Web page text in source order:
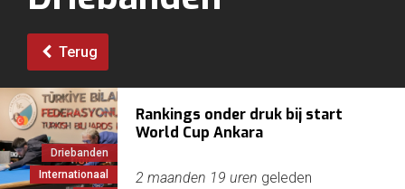
Terug
Driebanden
Internationaal
Rankings onder druk bij start
World Cup Ankara
2 maanden 19 uren geleden